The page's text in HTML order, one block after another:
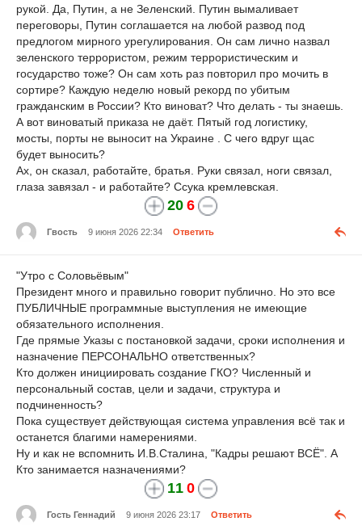
рукой. Да, Путин, а не Зеленский. Путин вымаливает
переговоры, Путин соглашается на любой развод под
предлогом мирного урегулирования. Он сам лично назвал
зеленского террористом, режим террористическим и
государство тоже? Он сам хоть раз повторил про мочить в
сортире? Каждую неделю новый рекорд по убитым
гражданским в России? Кто виноват? Что делать - ты знаешь.
А вот виноватый приказа не даёт. Пятый год логистику,
мосты, порты не выносит на Украине . С чего вдруг щас
будет выносить?
Ах, он сказал, работайте, братья. Руки связал, ноги связал,
глаза завязал - и работайте? Ссука кремлевская.
20 6
Гвость 9 июня 2026 22:34 Ответить
"Утро с Соловьёвым"
Президент много и правильно говорит публично. Но это все
ПУБЛИЧНЫЕ программные выступления не имеющие
обязательного исполнения.
Где прямые Указы с постановкой задачи, сроки исполнения и
назначение ПЕРСОНАЛЬНО ответственных?
Кто должен инициировать создание ГКО? Численный и
персональный состав, цели и задачи, структура и
подчиненность?
Пока существует действующая система управления всё так и
останется благими намерениями.
Ну и как не вспомнить И.В.Сталина, "Кадры решают ВСЁ". А
Кто занимается назначениями?
11 0
Гость Геннадий 9 июня 2026 23:17 Ответить